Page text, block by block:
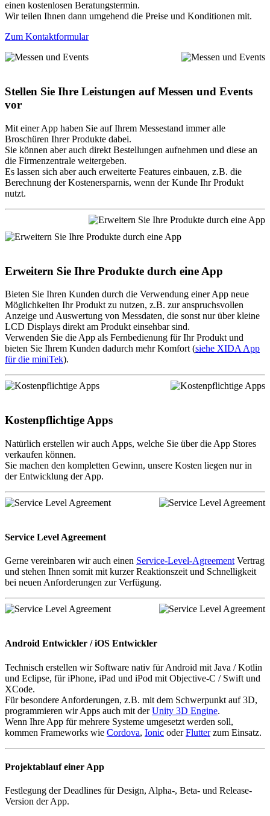
einen kostenlosen Beratungstermin.
Wir teilen Ihnen dann umgehend die Preise und Konditionen mit.
Zum Kontaktformular
Stellen Sie Ihre Leistungen auf Messen und Events
vor
Mit einer App haben Sie auf Ihrem Messestand immer alle
Broschüren Ihrer Produkte dabei.
Sie können aber auch direkt Bestellungen aufnehmen und diese an
die Firmenzentrale weitergeben.
Es lassen sich aber auch erweiterte Features einbauen, z.B. die
Berechnung der Kostenersparnis, wenn der Kunde Ihr Produkt
nutzt.
Erweitern Sie Ihre Produkte durch eine App
Bieten Sie Ihren Kunden durch die Verwendung einer App neue
Möglichkeiten Ihr Produkt zu nutzen, z.B. zur anspruchsvollen
Anzeige und Auswertung von Messdaten, die sonst nur über kleine
LCD Displays direkt am Produkt einsehbar sind.
Verwenden Sie die App als Fernbedienung für Ihr Produkt und
bieten Sie Ihrem Kunden dadurch mehr Komfort (siehe XIDA App
für die miniTek).
Kostenpflichtige Apps
Natürlich erstellen wir auch Apps, welche Sie über die App Stores
verkaufen können.
Sie machen den kompletten Gewinn, unsere Kosten liegen nur in
der Entwicklung der App.
Service Level Agreement
Gerne vereinbaren wir auch einen Service-Level-Agreement Vertrag
und stehen Ihnen somit mit kurzer Reaktionszeit und Schnelligkeit
bei neuen Anforderungen zur Verfügung.
Android Entwickler / iOS Entwickler
Technisch erstellen wir Software nativ für Android mit Java / Kotlin
und Eclipse, für iPhone, iPad und iPod mit Objective-C / Swift und
XCode.
Für besondere Anforderungen, z.B. mit dem Schwerpunkt auf 3D,
programmieren wir Apps auch mit derUnity 3D Engine.
Wenn Ihre App für mehrere Systeme umgesetzt werden soll,
kommen Frameworks wie Cordova, Ionic oderFlutterzum Einsatz.
Projektablauf einer App
Festlegung der Deadlines für Design, Alpha-, Beta- und Release-
Version der App.